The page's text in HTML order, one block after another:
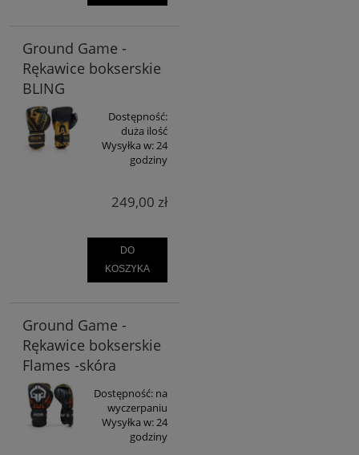
Ground Game -
Rękawice bokserskie
BLING
Dostępność:
duża ilość
Wysyłka w:24
godziny
249,00 zł
DO
KOSZYKA
Ground Game -
Rękawice bokserskie
Flames -skóra
Dostępność: na
wyczerpaniu
Wysyłka w:24
godziny